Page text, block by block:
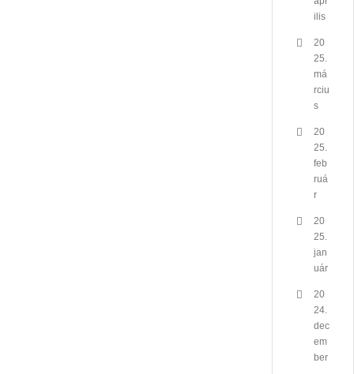
ilis
20
25.
má
rciu
s
20
25.
feb
ruá
r
20
25.
jan
uár
20
24.
dec
em
ber